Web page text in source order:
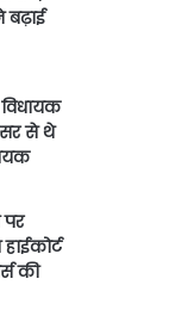
बढ़ाई
से थे
पर
की